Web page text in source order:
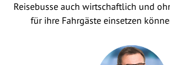
Reisebusse auch wirtschaftlich und
für ihre Fahrgäste einsetzen